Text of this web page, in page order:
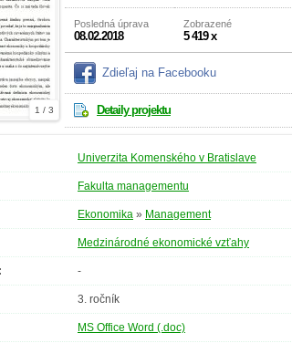
1 / 3
Posledná úprava
08.02.2018
Zobrazené
5 419 x
Zdieľaj na Facebooku
Detaily projektu
Univerzita Komenského v Bratislave
Fakulta managementu
Ekonomika » Management
Medzinárodné ekonomické vzťahy
-
3. ročník
MS Office Word (.doc)